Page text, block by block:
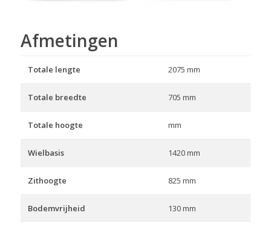
Afmetingen
Totale lengte 2075 mm
Totale breedte 705 mm
Totale hoogte mm
Wielbasis 1420 mm
Zithoogte 825 mm
Bodemvrijheid 130 mm